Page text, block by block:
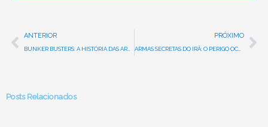
Prev
ANTERIOR PRÓXIMO
ARMAS SECRETAS DO IRÃ: O PERIGO OCULTO DAS BOMBAS SUJAS
Posts Relacionados